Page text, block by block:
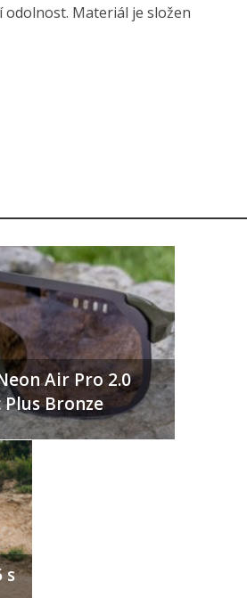
Materiál je složen
Air Pro 2.0
Bronze
s